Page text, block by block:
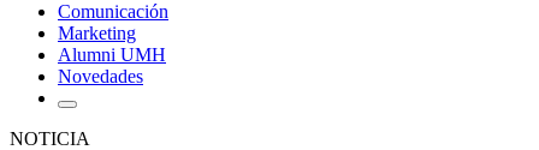
Comunicación
Marketing
Alumni UMH
Novedades
NOTICIA